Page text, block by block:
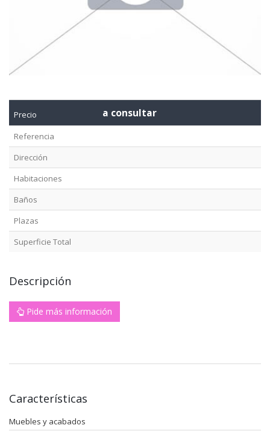
Precio a consultar
Referencia
Dirección
Habitaciones
Baños
Plazas
Superficie Total
Descripción
Pide más información
Características
Muebles y acabados